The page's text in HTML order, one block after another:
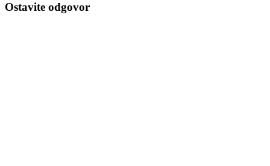
Ostavite odgovor